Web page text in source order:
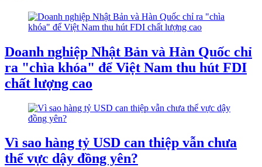
Doanh nghiệp Nhật Bản và Hàn Quốc chỉ
ra "chìa khóa" để Việt Nam thu hút FDI
chất lượng cao
Vì sao hàng tỷ USD can thiệp vẫn chưa
thể vực dậy đồng yên?